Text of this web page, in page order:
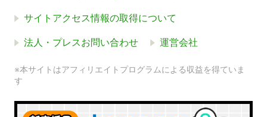
サイトアクセス情報の取得について
法人・プレスお問い合わせ 運営会社
※本サイトはアフィリエイトプログラムによる収益を得ていま
す